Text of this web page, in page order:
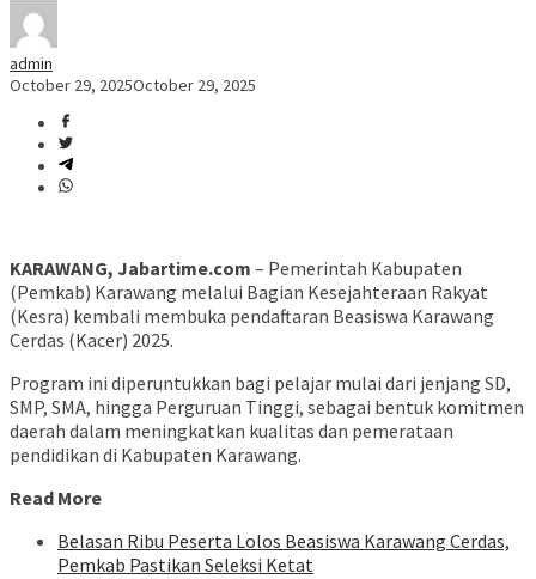
admin
October 29, 2025October 29, 2025
KARAWANG, Jabartime.com – Pemerintah Kabupaten
(Pemkab) Karawang melalui Bagian Kesejahteraan Rakyat
(Kesra) kembali membuka pendaftaran Beasiswa Karawang
Cerdas (Kacer) 2025.
Program ini diperuntukkan bagi pelajar mulai dari jenjang SD,
SMP, SMA, hingga Perguruan Tinggi, sebagai bentuk komitmen
daerah dalam meningkatkan kualitas dan pemerataan
pendidikan di Kabupaten Karawang.
Read More
Belasan Ribu Peserta Lolos Beasiswa Karawang Cerdas,
Pemkab Pastikan Seleksi Ketat